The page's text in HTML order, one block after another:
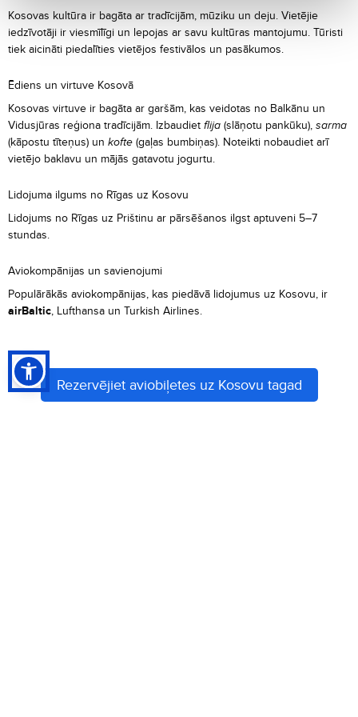
Kosovas kultūra ir bagāta ar tradīcijām, mūziku un deju. Vietējie
iedzīvotāji ir viesmīlīgi un lepojas ar savu kultūras mantojumu. Tūristi
tiek aicināti piedalīties vietējos festivālos un pasākumos.
Ēdiens un virtuve Kosovā
Kosovas virtuve ir bagāta ar garšām, kas veidotas no Balkānu un
Vidusjūras reģiona tradīcijām. Izbaudiet flija (slāņotu pankūku), sarma
(kāpostu tīteņus) un kofte (gaļas bumbiņas). Noteikti nobaudiet arī
vietējo baklavu un mājās gatavotu jogurtu.
Lidojuma ilgums no Rīgas uz Kosovu
Lidojums no Rīgas uz Prištinu ar pārsēšanos ilgst aptuveni 5–7
stundas.
Aviokompānijas un savienojumi
Populārākās aviokompānijas, kas piedāvā lidojumus uz Kosovu, ir
airBaltic, Lufthansa un Turkish Airlines.
Rezervējiet aviobiļetes uz Kosovu tagad